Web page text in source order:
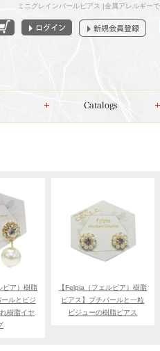
ミニグレインパールピアス |金属アレルギー
ピア）樹脂
ルとビジ
樹脂イヤ
【Felpia（フェルピア）樹脂
ピアス】プチパールと一粒
ビジューの樹脂ピアス